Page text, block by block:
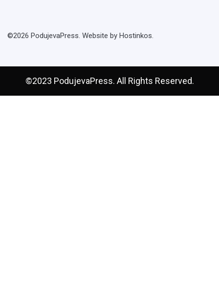
©2026 PodujevaPress. Website by Hostinkos.
©2023 PodujevaPress. All Rights Reserved.